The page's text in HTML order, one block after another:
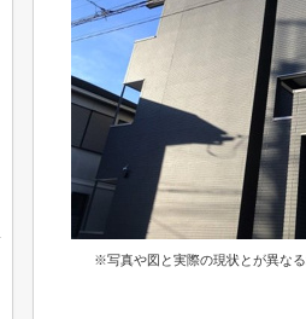
※写真や図と実際の現状とが異な